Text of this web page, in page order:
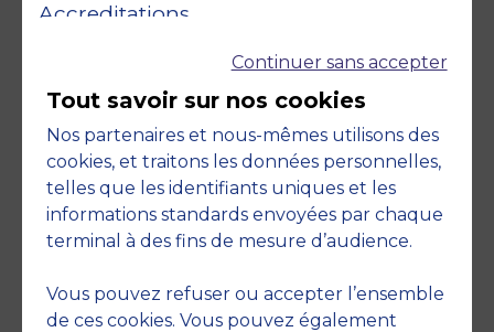
Accreditations
Engagements
Continuer sans accepter
Tout savoir sur nos cookies
Nos partenaires et nous-mêmes utilisons des
cookies, et traitons les données personnelles,
telles que les identifiants uniques et les
informations standards envoyées par chaque
terminal à des fins de mesure d’audience.
Vous pouvez refuser ou accepter l’ensemble
de ces cookies. Vous pouvez également